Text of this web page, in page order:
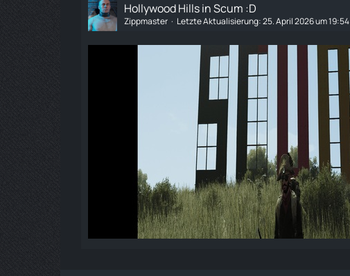
Hollywood Hills in Scum :D
Zippmaster Letzte Aktualisierung:25. April 2026 um 19:54